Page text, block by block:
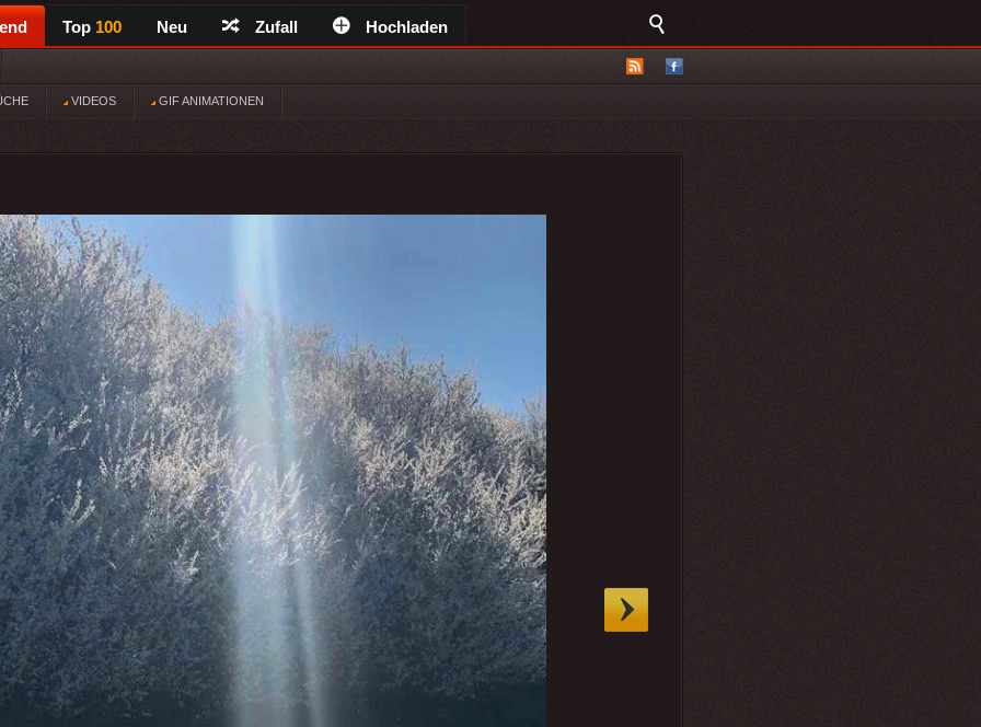
Top 100 Neu Zufall Hochladen
VIDEOS GIF ANIMATIONEN